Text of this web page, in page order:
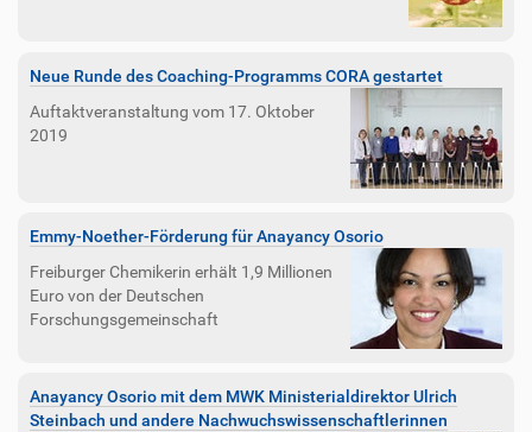
Neue Runde des Coaching-Programms CORA gestartet
Auftaktveranstaltung vom 17. Oktober
2019
Emmy-Noether-Förderung für Anayancy Osorio
Freiburger Chemikerin erhält 1,9 Millionen
Euro von der Deutschen
Forschungsgemeinschaft
Anayancy Osorio mit dem MWK Ministerialdirektor Ulrich
Steinbach und andere Nachwuchswissenschaftlerinnen